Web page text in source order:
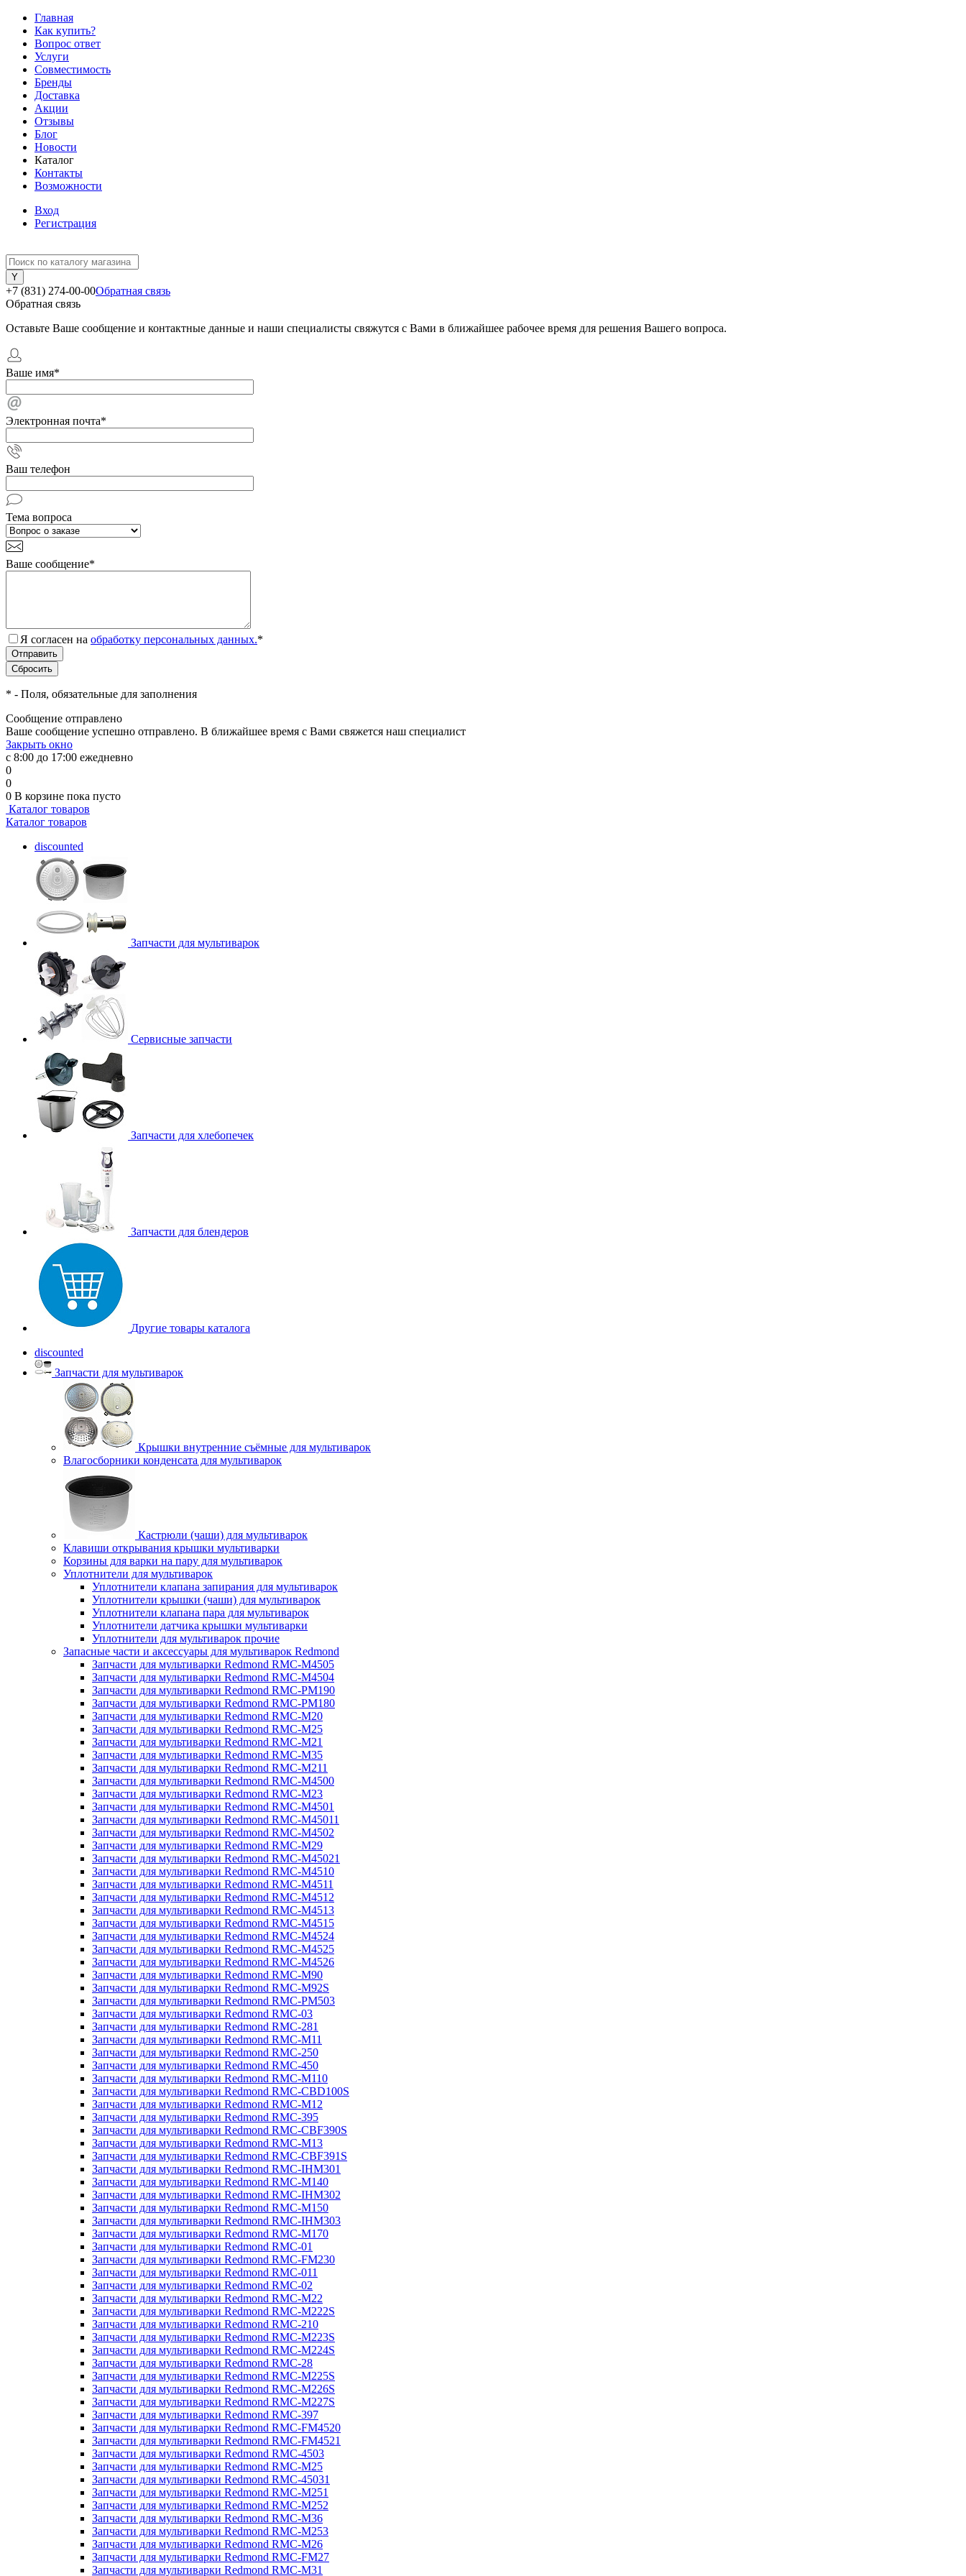
Главная
Как купить?
Вопрос ответ
Услуги
Совместимость
Бренды
Доставка
Акции
Отзывы
Блог
Новости
Каталог
Контакты
Возможности
Вход
Регистрация
+7 (831) 274-00-00Обратная связь
Обратная связь
Оставьте Ваше сообщение и контактные данные и наши специалисты свяжутся с Вами в ближайшее рабочее время для решения Вашего вопроса.
Ваше имя*
Электронная почта*
Ваш телефон
Тема вопроса
Ваше сообщение*
Я согласен на обработку персональных данных.*
* - Поля, обязательные для заполнения
Сообщение отправлено
Ваше сообщение успешно отправлено. В ближайшее время с Вами свяжется наш специалист
Закрыть окно
с 8:00 до 17:00 ежедневно
0
0
0 В корзине пока пусто
Каталог товаров
Каталог товаров
discounted
Запчасти для мультиварок
Сервисные запчасти
Запчасти для хлебопечек
Запчасти для блендеров
Другие товары каталога
discounted
Запчасти для мультиварок
Крышки внутренние съёмные для мультиварок
Влагосборники конденсата для мультиварок
Кастрюли (чаши) для мультиварок
Клавиши открывания крышки мультиварки
Корзины для варки на пару для мультиварок
Уплотнители для мультиварок
Уплотнители клапана запирания для мультиварок
Уплотнители крышки (чаши) для мультиварок
Уплотнители клапана пара для мультиварок
Уплотнители датчика крышки мультиварки
Уплотнители для мультиварок прочие
Запасные части и аксессуары для мультиварок Redmond
Запчасти для мультиварки Redmond RMC-M4505
Запчасти для мультиварки Redmond RMC-M4504
Запчасти для мультиварки Redmond RMC-PM190
Запчасти для мультиварки Redmond RMC-PM180
Запчасти для мультиварки Redmond RMC-M20
Запчасти для мультиварки Redmond RMC-M25
Запчасти для мультиварки Redmond RMC-M21
Запчасти для мультиварки Redmond RMC-M35
Запчасти для мультиварки Redmond RMC-M211
Запчасти для мультиварки Redmond RMC-M4500
Запчасти для мультиварки Redmond RMC-M23
Запчасти для мультиварки Redmond RMC-M4501
Запчасти для мультиварки Redmond RMC-M45011
Запчасти для мультиварки Redmond RMC-M4502
Запчасти для мультиварки Redmond RMC-M29
Запчасти для мультиварки Redmond RMC-M45021
Запчасти для мультиварки Redmond RMC-M4510
Запчасти для мультиварки Redmond RMC-M4511
Запчасти для мультиварки Redmond RMC-M4512
Запчасти для мультиварки Redmond RMC-M4513
Запчасти для мультиварки Redmond RMC-M4515
Запчасти для мультиварки Redmond RMC-M4524
Запчасти для мультиварки Redmond RMC-M4525
Запчасти для мультиварки Redmond RMC-M4526
Запчасти для мультиварки Redmond RMC-M90
Запчасти для мультиварки Redmond RMC-M92S
Запчасти для мультиварки Redmond RMC-PM503
Запчасти для мультиварки Redmond RMC-03
Запчасти для мультиварки Redmond RMC-281
Запчасти для мультиварки Redmond RMC-M11
Запчасти для мультиварки Redmond RMC-250
Запчасти для мультиварки Redmond RMC-450
Запчасти для мультиварки Redmond RMC-M110
Запчасти для мультиварки Redmond RMC-CBD100S
Запчасти для мультиварки Redmond RMC-M12
Запчасти для мультиварки Redmond RMC-395
Запчасти для мультиварки Redmond RMC-CBF390S
Запчасти для мультиварки Redmond RMC-M13
Запчасти для мультиварки Redmond RMC-CBF391S
Запчасти для мультиварки Redmond RMC-IHM301
Запчасти для мультиварки Redmond RMC-M140
Запчасти для мультиварки Redmond RMC-IHM302
Запчасти для мультиварки Redmond RMC-M150
Запчасти для мультиварки Redmond RMC-IHM303
Запчасти для мультиварки Redmond RMC-M170
Запчасти для мультиварки Redmond RMC-01
Запчасти для мультиварки Redmond RMC-FM230
Запчасти для мультиварки Redmond RMC-011
Запчасти для мультиварки Redmond RMC-02
Запчасти для мультиварки Redmond RMC-M22
Запчасти для мультиварки Redmond RMC-M222S
Запчасти для мультиварки Redmond RMC-210
Запчасти для мультиварки Redmond RMC-M223S
Запчасти для мультиварки Redmond RMC-M224S
Запчасти для мультиварки Redmond RMC-28
Запчасти для мультиварки Redmond RMC-M225S
Запчасти для мультиварки Redmond RMC-M226S
Запчасти для мультиварки Redmond RMC-M227S
Запчасти для мультиварки Redmond RMC-397
Запчасти для мультиварки Redmond RMC-FM4520
Запчасти для мультиварки Redmond RMC-FM4521
Запчасти для мультиварки Redmond RMC-4503
Запчасти для мультиварки Redmond RMC-M25
Запчасти для мультиварки Redmond RMC-45031
Запчасти для мультиварки Redmond RMC-M251
Запчасти для мультиварки Redmond RMC-M252
Запчасти для мультиварки Redmond RMC-M36
Запчасти для мультиварки Redmond RMC-M253
Запчасти для мультиварки Redmond RMC-M26
Запчасти для мультиварки Redmond RMC-FM27
Запчасти для мультиварки Redmond RMC-M31